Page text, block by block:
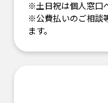
※土日祝は個人窓口
※公費払いのご相談
ます。